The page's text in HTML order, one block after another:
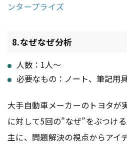
ンタープライズ
8.なぜなぜ分析
人数：1人〜
必要なもの：ノート、筆記用
大手自動車メーカーのトヨタが
に対して5回の”なぜ”をぶつけ
主に、問題解決の視点からアイ